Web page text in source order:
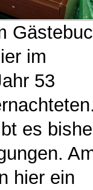
im
53
es
hier ein